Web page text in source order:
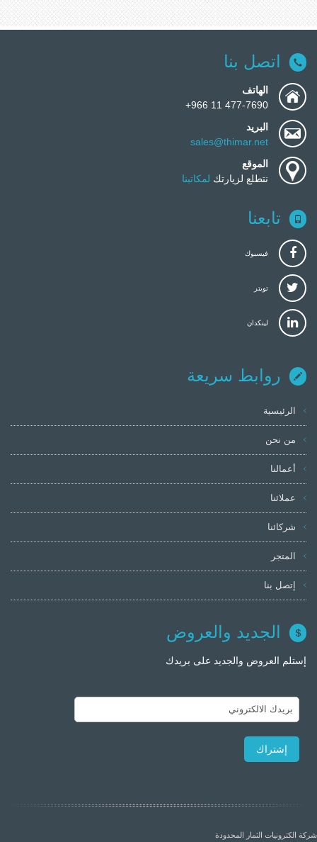
اتصل بنا
الهاتف
477-7690 11 966+
البريد
sales@thimar.net
الموقع
نتطلع لزيارتك لمكاتبنا
تابعنا
فيسبوك
تويتر
لينكدان
روابط سريعة
الرئيسية
من نحن
أعمالنا
عملائنا
شركائنا
المتجر
إتصل بنا
الجديد والعروض
إستلم العروض والجديد على بريدك
شركة الكترونيات الثمار المحدودة